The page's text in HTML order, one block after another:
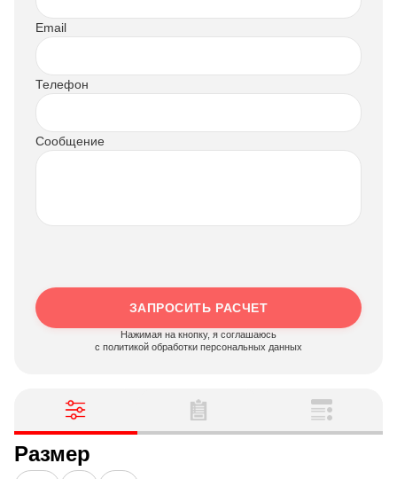
Email
Телефон
Сообщение
ЗАПРОСИТЬ РАСЧЕТ
Нажимая на кнопку, я соглашаюсь
c политикой обработки персональных данных
Размер